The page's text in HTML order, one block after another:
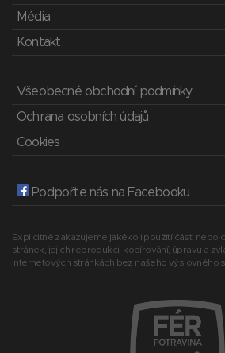
Média
Kontakt
Všeobecné obchodní podmínky
Ochrana osobních údajů
Cookies
Podpořte nás na Facebooku
Explicitně zakazujeme jakékoli použití části nebo
stránek, jejich reprodukci, kopírování, úpravu a
internetových stránkách bez našeho výslovného